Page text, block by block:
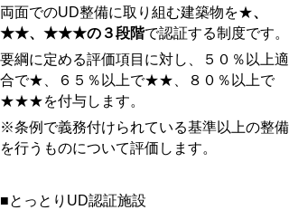
両面でのUD整備に取り組む建築物を★、
★★、★★★の３段階で認証する制度です。
要綱に定める評価項目に対し、５０％以上適
合で★、６５％以上で★★、８０％以上で
★★★を付与します。
※条例で義務付けられている基準以上の整備
を行うものについて評価します。
■とっとりUD認証施設